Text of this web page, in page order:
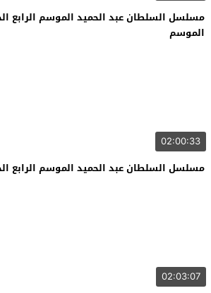
الموسم
02:00:33
مسلسل السلطان عبد الحميد الموسم الرابع
02:03:07